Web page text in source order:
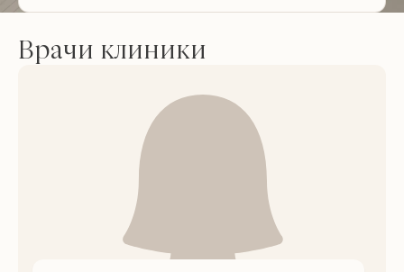
Врачи клиники